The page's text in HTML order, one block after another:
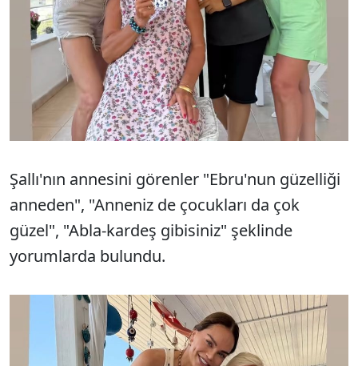
Şallı'nın annesini görenler "Ebru'nun güzelliği
anneden", "Anneniz de çocukları da çok
güzel", "Abla-kardeş gibisiniz" şeklinde
yorumlarda bulundu.